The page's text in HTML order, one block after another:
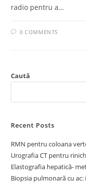
radio pentru a…
0 COMMENTS
Caută
Recent Posts
RMN pentru coloana
Urografia CT pentru
Elastografia hepatică-
Biopsia pulmonară cu